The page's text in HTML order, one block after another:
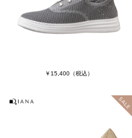
￥15,400 （税込）